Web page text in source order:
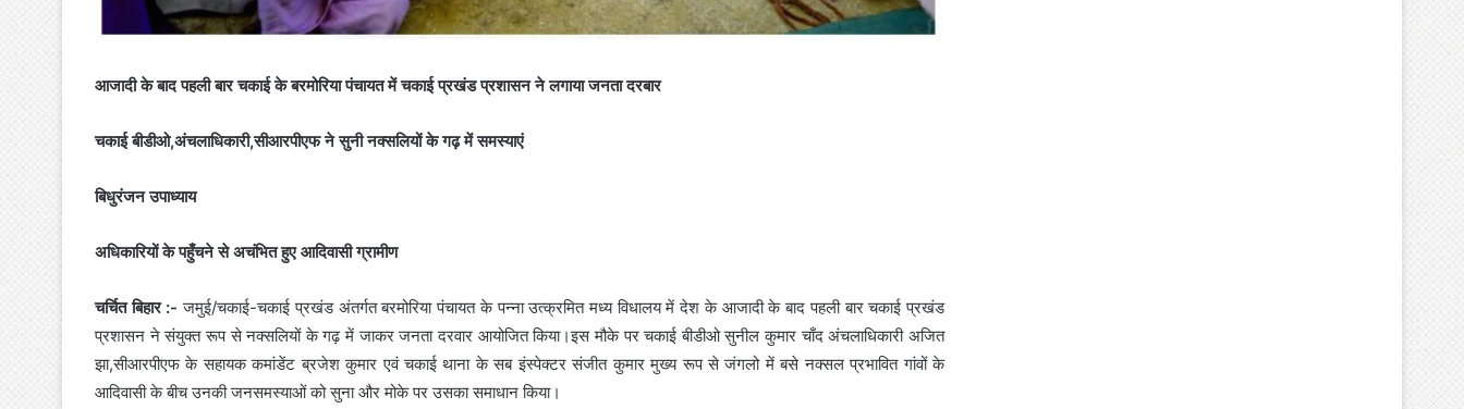
आजादी के बाद पहली बार चकाई के बरमोरिया पंचायत में चकाई प्रखंड प्रशासन ने लगाया जनता दरबार
चकाई बीडीओ,अंचलाधिकारी,सीआरपीएफ ने सुनी नक्सलियों के गढ़ में समस्याएं
बिधुरंजन उपाध्याय
अधिकारियों के पहुँचने से अचंभित हुए आदिवासी ग्रामीण
चर्चित बिहार :-जमुई/चकाई-चकाई प्रखंड अंतर्गत बरमोरिया पंचायत के पन्ना उत्क्रमित मध्य विधालय में देश के आजादी के बाद पहली बार चकाई प्रखंड
प्रशासन ने संयुक्त रूप से नक्सलियों के गढ़ में जाकर जनता दरवार आयोजित किया।इस मौके पर चकाई बीडीओ सुनील कुमार चाँद अंचलाधिकारी अजित
झा,सीआरपीएफ के सहायक कमांडेंट ब्रजेश कुमार एवं चकाई थाना के सब इंस्पेक्टर संजीत कुमार मुख्य रूप से जंगलो में बसे नक्सल प्रभावित गांवों के
आदिवासी के बीच उनकी जनसमस्याओं को सुना और मोके पर उसका समाधान किया।